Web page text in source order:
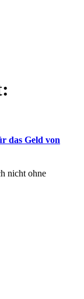
das Geld von
nicht ohne